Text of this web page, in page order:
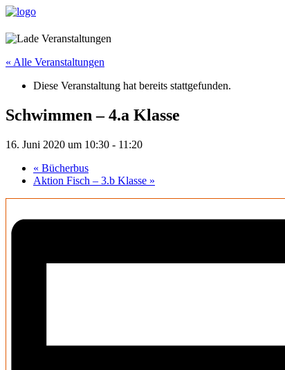
« Alle Veranstaltungen
Diese Veranstaltung hat bereits stattgefunden.
Schwimmen – 4.a Klasse
16. Juni 2020 um 10:30 - 11:20
« Bücherbus
Aktion Fisch – 3.b Klasse »